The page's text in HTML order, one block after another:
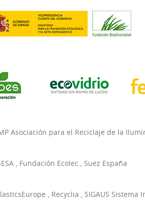
Asociación para el Reciclaje de la
Fundación Ecolec Suez España
Recyclia SIGAUS Sistema